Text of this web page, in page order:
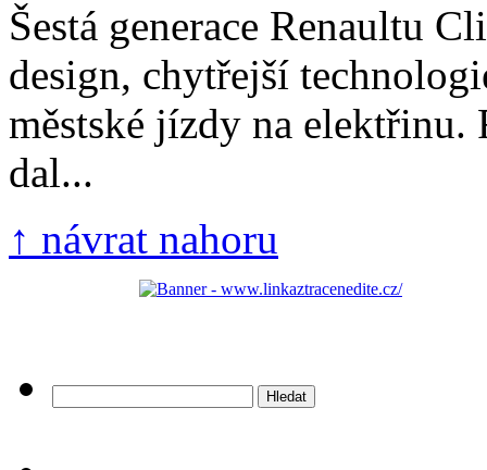
Šestá generace Renaultu
design, chytřejší
městské jízdy na
dal...
↑ návrat nahoru